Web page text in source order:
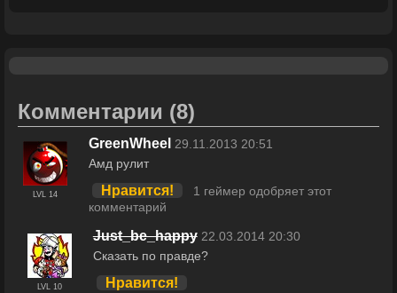
Комментарии (8)
LVL 14
GreenWheel 29.11.2013 20:51
Амд рулит
Нравится!
1 геймер одобряет этот
комментарий
LVL 10
Just_be_happy 22.03.2014 20:30
Сказать по правде?
Нравится!